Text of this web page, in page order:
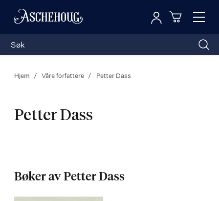
Toggle
Logg inn
Hjem Våre forfattere Petter Dass
Petter Dass
Bøker av Petter Dass